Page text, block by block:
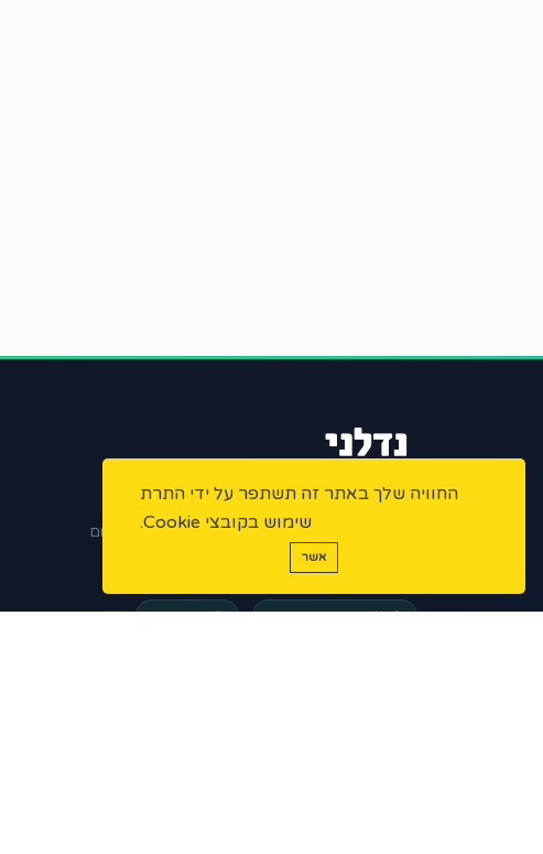
הפלטפורמה המתקדמת למתווכי נדל"ן בישראל.
ניהול נכסים, שיווק דיגיטלי ואוטומציות – הכל במקום
פלטפורמה מאובטחת מורשי תיווך
החוויה שלך באתר זה תשתפר על ידי התרת
שימוש בקובצי Cookie.
אשר